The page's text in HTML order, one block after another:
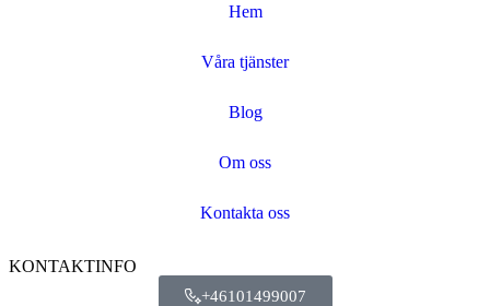
Hem
Våra tjänster
Blog
Om oss
Kontakta oss
KONTAKTINFO
+46101499007